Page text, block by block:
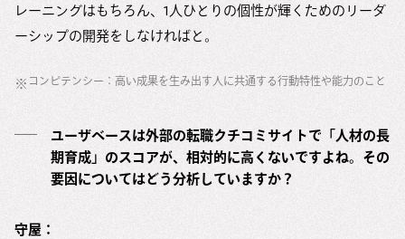
レーニングはもちろん、1人ひとりの個性が輝くためのリーダ
ーシップの開発をしなければと。
※ コンピテンシー：高い成果を生み出す人に共通する行動特性や能力のこと
ユーザベースは外部の転職クチコミサイトで「人材の長
期育成」のスコアが、相対的に高くないですよね。その
要因についてはどう分析していますか？
守屋：